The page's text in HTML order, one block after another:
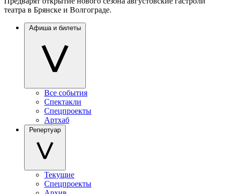
театра в Брянске и Волгограде.
Афиша и билеты
Все события
Спектакли
Спецпроекты
Артхаб
Репертуар
Текущие
Спецпроекты